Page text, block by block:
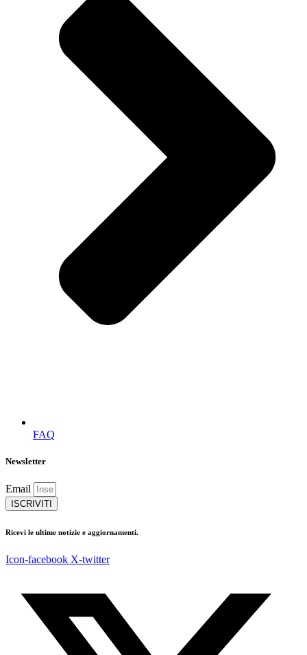
FAQ
Newsletter
Email
ISCRIVITI
Ricevi le ultime notizie e aggiornamenti.
Icon-facebook X-twitter